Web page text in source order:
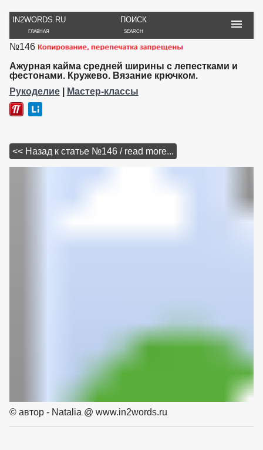
IN2WORDS.RU
ГЛАВНАЯ
ПОИСК
SEARCH
РУКОДЕЛИЕ ТОВАРЫ ПУТЕШЕСТВИЯ
ИГРЫ ОБОИ
№146
Ажурная кайма средней ширины с лепестками и
фестонами. Кружево. Вязание крючком.
Рукоделие| Мастер-классы
<< Назад к статье №146 / read more...
© автор - Natalia @ www.in2words.ru